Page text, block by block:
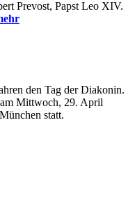
Prevost, Papst Leo XIV.
den Tag der Diakonin.
Mittwoch, 29. April
statt.